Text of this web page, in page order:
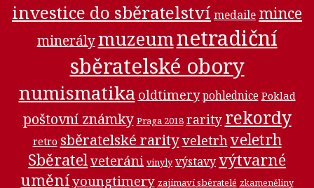
investice do sběratelství medaile mince
minerálymuzeumnetradiční
sběratelské obory
numismatika oldtimery pohlednice Poklad
poštovní známky Praga 2018 rarity rekordy
retro sběratelské rarityveletrhveletrh
Sběratelveteráni vinyly výstavyvýtvarné
uměníyoungtimery zajímaví sběratelé zkameněliny